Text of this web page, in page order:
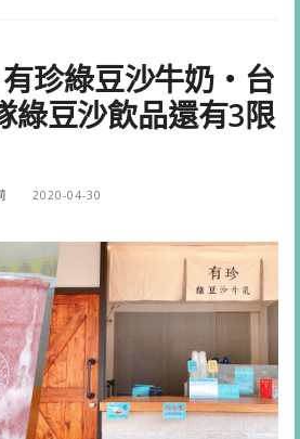
珍綠豆沙牛奶・台
綠豆沙飲品還有3限
2020-04-30